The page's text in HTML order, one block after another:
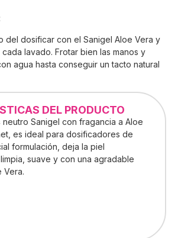
del dosificar con el Sanigel Aloe Vera y
lavado. Frotar bien las manos y
agua hasta conseguir un tacto natural
DEL PRODUCTO
neutro Sanigel con fragancia a Aloe
es ideal para dosificadores de
formulación, deja la piel
suave y con una agradable
Vera.